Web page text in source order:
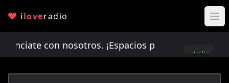
iloveradio
con nosotros. ¡Espacios publicitarios
Aplica